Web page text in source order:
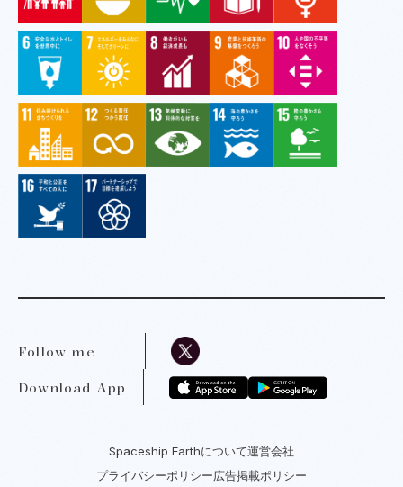
Follow me
Download App
Spaceship Earthについて運営会社
プライバシーポリシー広告掲載ポリシー